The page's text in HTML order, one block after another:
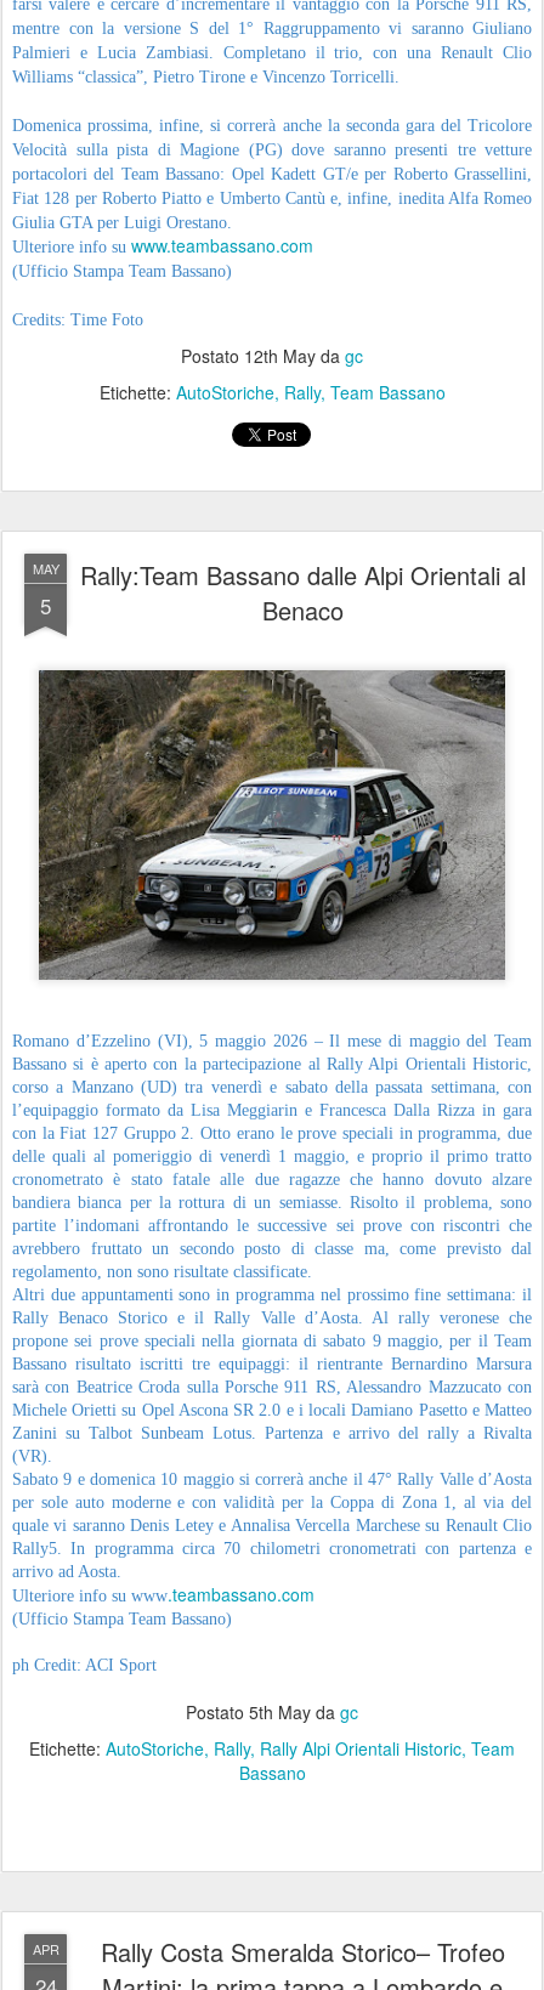
farsi valere e cercare d’incrementare il vantaggio con la Porsche 911 RS,
mentre con la versione S del 1° Raggruppamento vi saranno Giuliano
Palmieri e Lucia Zambiasi. Completano il trio, con una Renault Clio
Williams “classica”, Pietro Tirone e Vincenzo Torricelli.
Domenica prossima, infine, si correrà anche la seconda gara del Tricolore
Velocità sulla pista di Magione (PG) dove saranno presenti tre vetture
portacolori del Team Bassano: Opel Kadett GT/e per Roberto Grassellini,
Fiat 128 per Roberto Piatto e Umberto Cantù e, infine, inedita Alfa Romeo
Giulia GTA per Luigi Orestano.
Ulteriore info su www.teambassano.com
(Ufficio Stampa Team Bassano)
Credits: Time Foto
Postato 12th May da gc
Etichette: AutoStoriche Rally Team Bassano
MAY
5
Rally:Team Bassano dalle Alpi Orientali al
Benaco
Romano d’Ezzelino (VI), 5 maggio 2026 – Il mese di maggio del Team
Bassano si è aperto con la partecipazione al Rally Alpi Orientali Historic,
corso a Manzano (UD) tra venerdì e sabato della passata settimana, con
l’equipaggio formato da Lisa Meggiarin e Francesca Dalla Rizza in gara
con la Fiat 127 Gruppo 2. Otto erano le prove speciali in programma, due
delle quali al pomeriggio di venerdì 1 maggio, e proprio il primo tratto
cronometrato è stato fatale alle due ragazze che hanno dovuto alzare
bandiera bianca per la rottura di un semiasse. Risolto il problema, sono
partite l’indomani affrontando le successive sei prove con riscontri che
avrebbero fruttato un secondo posto di classe ma, come previsto dal
regolamento, non sono risultate classificate.
Altri due appuntamenti sono in programma nel prossimo fine settimana: il
Rally Benaco Storico e il Rally Valle d’Aosta. Al rally veronese che
propone sei prove speciali nella giornata di sabato 9 maggio, per il Team
Bassano risultato iscritti tre equipaggi: il rientrante Bernardino Marsura
sarà con Beatrice Croda sulla Porsche 911 RS, Alessandro Mazzucato con
Michele Orietti su Opel Ascona SR 2.0 e i locali Damiano Pasetto e Matteo
Zanini su Talbot Sunbeam Lotus. Partenza e arrivo del rally a Rivalta
(VR).
Sabato 9 e domenica 10 maggio si correrà anche il 47° Rally Valle d’Aosta
per sole auto moderne e con validità per la Coppa di Zona 1, al via del
quale vi saranno Denis Letey e Annalisa Vercella Marchese su Renault Clio
Rally5. In programma circa 70 chilometri cronometrati con partenza e
arrivo ad Aosta.
Ulteriore info su www.teambassano.com
(Ufficio Stampa Team Bassano)
ph Credit: ACI Sport
Postato 5th May da gc
Etichette: AutoStoriche Rally Rally Alpi Orientali Historic Team
Bassano
APR
Rally Costa Smeralda Storico– Trofeo